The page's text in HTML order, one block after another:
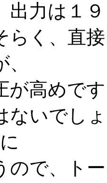
出力は１
らく、直
が高めで
ないでし
ので、ト